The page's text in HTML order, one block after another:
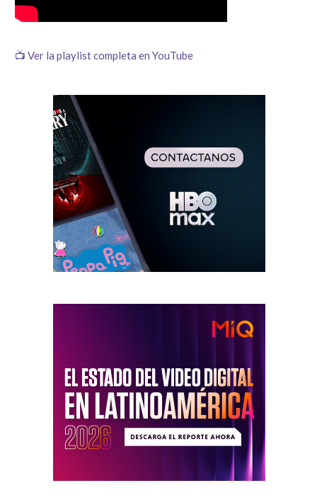
📺 Ver la playlist completa en YouTube